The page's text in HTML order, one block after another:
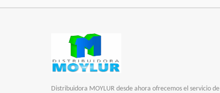
Distribuidora MOYLUR desde ahora ofrecemos el servicio de